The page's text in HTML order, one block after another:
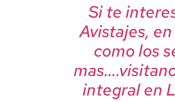
Si te
Avistajes,
como los
integral en